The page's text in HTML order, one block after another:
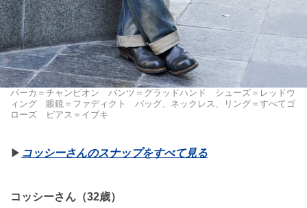
パーカ＝チャンピオン パンツ＝グラッドハンド シューズ＝レッドウ
ィング 眼鏡＝ファディクト バッグ、ネックレス、リング＝すべてゴ
ローズ ピアス＝イブキ
▶︎ コッシーさんのスナップをすべて見る
コッシーさん（32歳）